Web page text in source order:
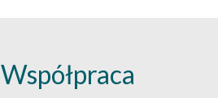
Współpraca